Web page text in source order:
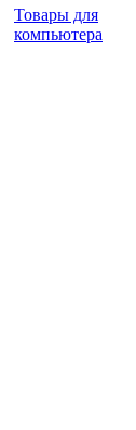
Товары для
компьютера